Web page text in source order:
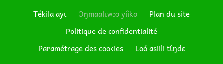
Footer
Tékila ayɩ Ɔŋmaalɩwɔɔ yíiko
Plan du site
Politique de confidentialité
Paramétrage des cookies
Loó asiili tɩ́ŋdɛ